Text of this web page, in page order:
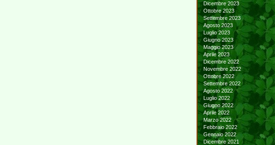
Dicembre 2023
Ottobre 2023
Settembre 2023
Agosto 2023
Luglio 2023
Giugno 2023
Maggio 2023
Aprile 2023
Dicembre 2022
Novembre 2022
Ottobre 2022
Settembre 2022
Agosto 2022
Luglio 2022
Giugno 2022
Aprile 2022
Marzo 2022
Febbraio 2022
Gennaio 2022
Dicembre 2021